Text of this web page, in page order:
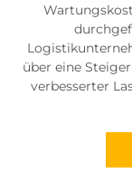
über eine
verbesserter